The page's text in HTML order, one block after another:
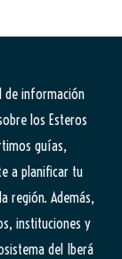
de información
los Esteros
guías,
a planificar tu
región. Además,
instituciones y
del Iberá